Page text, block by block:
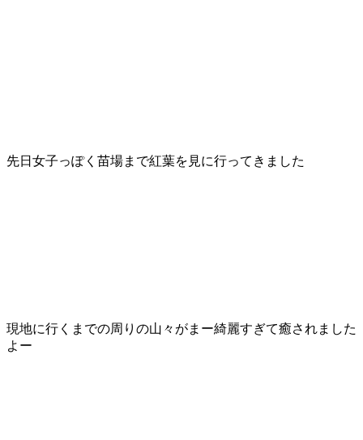
先日女子っぽく苗場まで紅葉を見に行ってきました
現地に行くまでの周りの山々がまー綺麗すぎて癒されました
よー